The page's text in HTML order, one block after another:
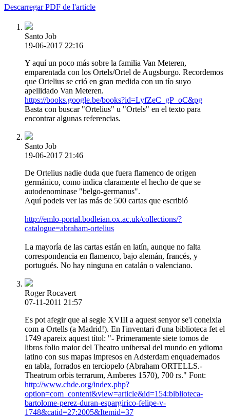
Descarregar PDF de l'article
Santo Job
19-06-2017 22:16
Y aquí un poco más sobre la familia Van Meteren,
emparentada con los Ortels/Ortel de Augsburgo. Recordemos
que Ortelius se crió en gran medida con un tío suyo
apellidado Van Meteren.
https://books.google.be/books?id=LyfZeC_gP_oC&pg
Basta con buscar "Ortelius" u "Ortels" en el texto para
encontrar algunas referencias.
Santo Job
19-06-2017 21:46
De Ortelius nadie duda que fuera flamenco de origen
germánico, como indica claramente el hecho de que se
autodenominase "belgo-germanus".
Aquí podeis ver las más de 500 cartas que escribió
http://emlo-portal.bodleian.ox.ac.uk/collections/?
catalogue=abraham-ortelius
La mayoría de las cartas están en latín, aunque no falta
correspondencia en flamenco, bajo alemán, francés, y
portugués. No hay ninguna en catalán o valenciano.
Roger Rocavert
07-11-2011 21:57
Es pot afegir que al segle XVIII a aquest senyor se'l coneixia
com a Ortells (a Madrid!). En l'inventari d'una biblioteca fet el
1749 apareix aquest títol: "- Primeramente siete tomos de
libros folio maior del Theatro unibersal del mundo en ydioma
latino con sus mapas impresos en Adsterdam enquadernados
en tabla, forrados en terciopelo (Abraham ORTELLS.-
Theatrum orbis terrarum, Amberes 1570), 700 rs." Font:
http://www.chde.org/index.php?
option=com_content&view=article&id=154:biblioteca-
bartolome-perez-duran-espargirico-felipe-v-
1748&catid=27:2005&Itemid=37